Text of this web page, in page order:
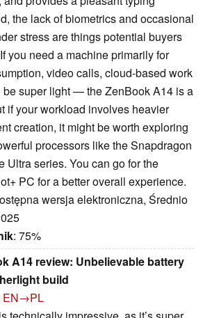
the lack of biometrics and occasional
stress are things potential buyers
you need a machine primarily for
video calls, cloud-based work
super light — the ZenBook A14 is a
if your workload involves heavier
creation, it might be worth exploring
processors like the Snapdragon
Ultra series. You can go for the
PC for a better overall experience.
wersja elektroniczna, Średnio
: 75%
A14 review: Unbelievable battery
build
EN→PL